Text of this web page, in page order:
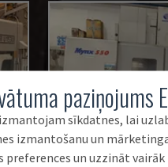
paziņojums
sīkdatnes, lai
izmantošanu un
preferences un uzzināt